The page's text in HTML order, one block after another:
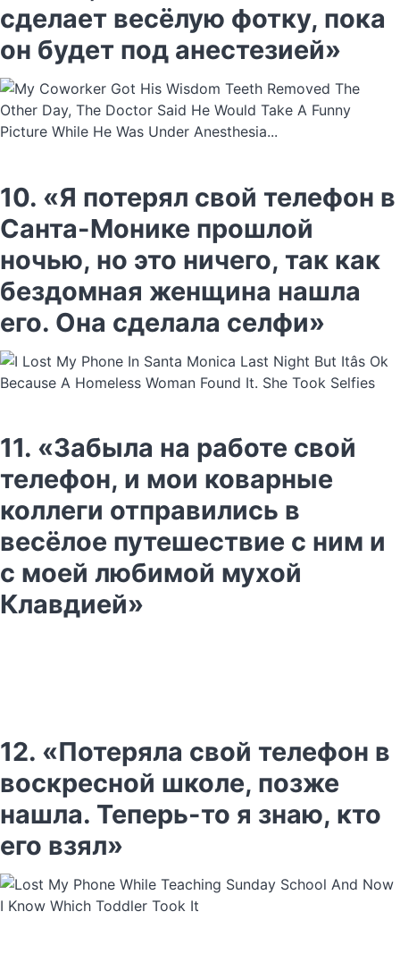
сделает весёлую фотку, пока
он будет под анестезией»
10. «Я потерял свой телефон в
Санта-Монике прошлой
ночью, но это ничего, так как
бездомная женщина нашла
его. Она сделала селфи»
11. «Забыла на работе свой
телефон, и мои коварные
коллеги отправились в
весёлое путешествие с ним и
с моей любимой мухой
Клавдией»
12. «Потеряла свой телефон в
воскресной школе, позже
нашла. Теперь-то я знаю, кто
его взял»